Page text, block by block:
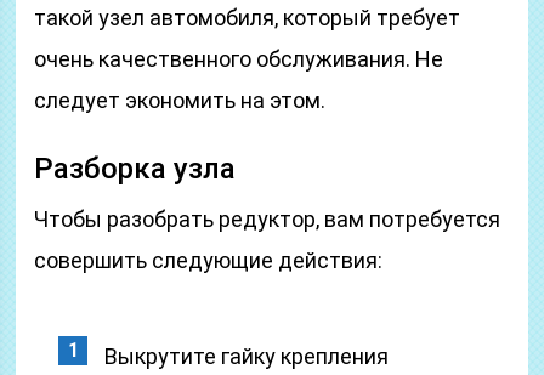
такой узел автомобиля, который требует
очень качественного обслуживания. Не
следует экономить на этом.
Разборка узла
Чтобы разобрать редуктор, вам потребуется
совершить следующие действия:
Выкрутите гайку крепления